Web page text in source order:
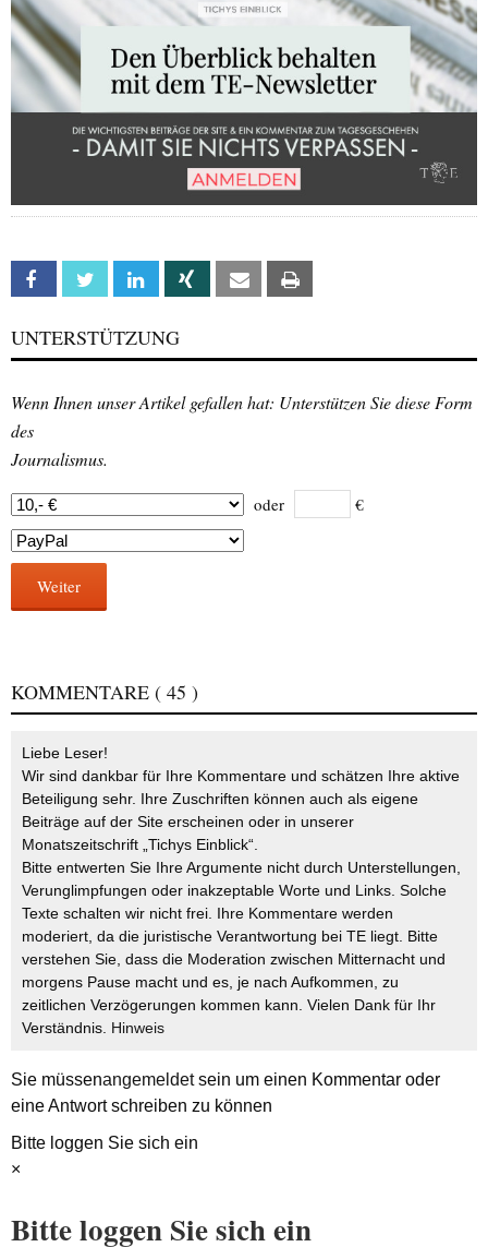
Facebook Twitter Linkedin Xing Email
UNTERSTÜTZUNG
Wenn Ihnen unser Artikel gefallen hat: Unterstützen Sie diese Form
des
Journalismus.
oder €
Weiter
KOMMENTARE ( 45 )
Liebe Leser!
Wir sind dankbar für Ihre Kommentare und schätzen Ihre aktive
Beteiligung sehr. Ihre Zuschriften können auch als eigene
Beiträge auf der Site erscheinen oder in unserer
Monatszeitschrift „Tichys Einblick“.
Bitte entwerten Sie Ihre Argumente nicht durch Unterstellungen,
Verunglimpfungen oder inakzeptable Worte und Links. Solche
Texte schalten wir nicht frei. Ihre Kommentare werden
moderiert, da die juristische Verantwortung bei TE liegt. Bitte
verstehen Sie, dass die Moderation zwischen Mitternacht und
morgens Pause macht und es, je nach Aufkommen, zu
zeitlichen Verzögerungen kommen kann. Vielen Dank für Ihr
Verständnis. Hinweis
Sie müssenangemeldetsein um einen Kommentar oder
eine Antwort schreiben zu können
Bitte loggen Sie sich ein
×
Bitte loggen Sie sich ein